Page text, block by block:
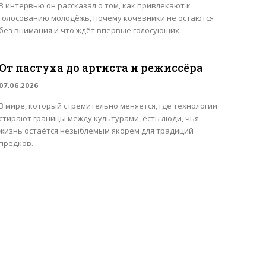
интервью он рассказал о том, как привлекают к
молодёжь, почему кочевники не остаются
внимания и что ждёт впервые голосующих.
пастуха до артиста и режиссёра
мире, который стремительно меняется, где технологии
границы между культурами, есть люди, чья
остаётся незыблемым якорем для традиций